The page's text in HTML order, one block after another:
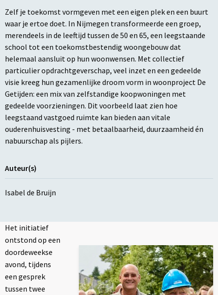
Zelf je toekomst vormgeven met een eigen plek en een buurt
waar je ertoe doet. In Nijmegen transformeerde een groep,
merendeels in de leeftijd tussen de 50 en 65, een leegstaande
school tot een toekomstbestendig woongebouw dat
helemaal aansluit op hun woonwensen. Met collectief
particulier opdrachtgeverschap, veel inzet en een gedeelde
visie kreeg hun gezamenlijke droom vorm in woonproject De
Getijden: een mix van zelfstandige koopwoningen met
gedeelde voorzieningen. Dit voorbeeld laat zien hoe
leegstaand vastgoed ruimte kan bieden aan vitale
ouderenhuisvesting - met betaalbaarheid, duurzaamheid én
nabuurschap als pijlers.
Auteur(s)
Isabel de Bruijn
Het initiatief
ontstond op een
doordeweekse
avond, tijdens
een gesprek
tussen twee